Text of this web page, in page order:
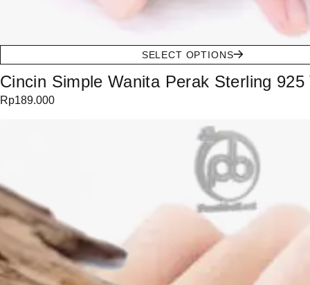
SELECT OPTIONS
Cincin Simple Wanita Perak Sterling 925
Rp189.000